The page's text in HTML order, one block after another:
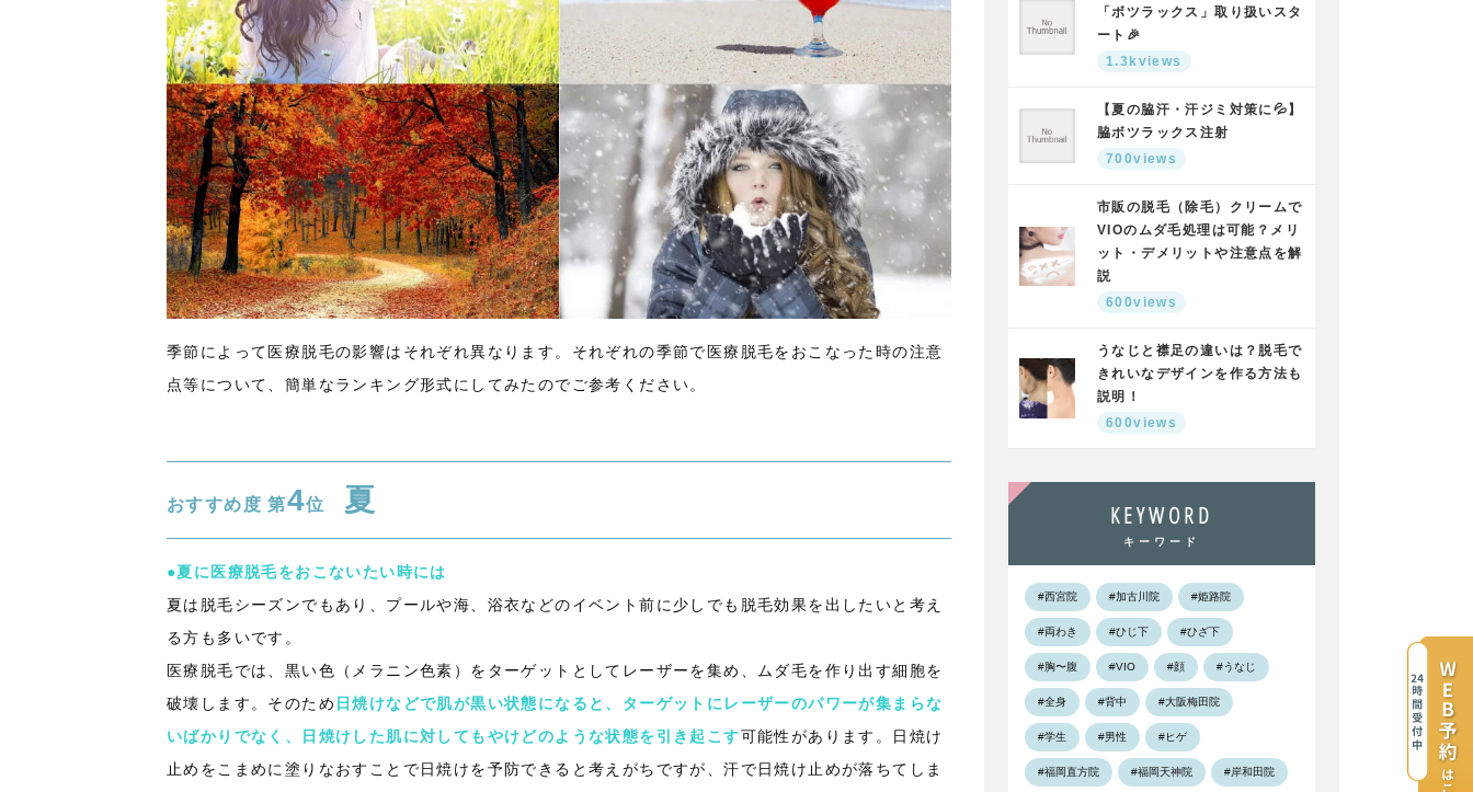
季節によって医療脱毛の影響はそれぞれ異なります。それぞれの季節で医療脱毛をおこなった時の注意
点等について、簡単なランキング形式にしてみたのでご参考ください。
おすすめ度 第4位 夏
●夏に医療脱毛をおこないたい時には
夏は脱毛シーズンでもあり、プールや海、浴衣などのイベント前に少しでも脱毛効果を出したいと考え
る方も多いです。
医療脱毛では、黒い色（メラニン色素）をターゲットとしてレーザーを集め、ムダ毛を作り出す細胞を
破壊します。そのため 日焼けなどで肌が黒い状態になると、ターゲットにレーザーのパワーが集まらな
いばかりでなく、日焼けした肌に対してもやけどのような状態を引き起こす可能性があります。日焼け
止めをこまめに塗りなおすことで日焼けを予防できると考えがちですが、汗で日焼け止めが落ちてしま
「ボツラックス」取り扱いスタ
ート🎉
1.3kviews
【夏の脇汗・汗ジミ対策に💦】
脇ボツラックス注射
700views
市販の脱毛（除毛）クリームで
VIOのムダ毛処理は可能？メリ
ット・デメリットや注意点を解
説
600views
うなじと襟足の違いは？脱毛で
きれいなデザインを作る方法も
説明！
600views
KEYWORD
キーワード
#西宮院 #加古川院 #姫路院
#両わき #ひじ下 #ひざ下
#胸〜腹 #VIO #顔 #うなじ
#全身 #背中 #大阪梅田院
#学生 #男性 #ヒゲ
#福岡直方院 #福岡天神院 #岸和田院